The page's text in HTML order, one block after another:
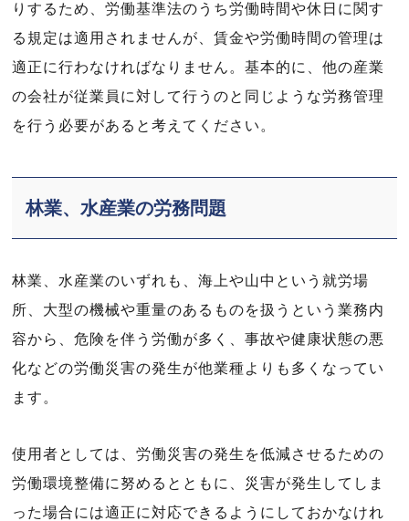
りするため、労働基準法のうち労働時間や休日に関す
る規定は適用されませんが、賃金や労働時間の管理は
適正に行わなければなりません。基本的に、他の産業
の会社が従業員に対して行うのと同じような労務管理
を行う必要があると考えてください。
林業、水産業の労務問題
林業、水産業のいずれも、海上や山中という就労場
所、大型の機械や重量のあるものを扱うという業務内
容から、危険を伴う労働が多く、事故や健康状態の悪
化などの労働災害の発生が他業種よりも多くなってい
ます。
使用者としては、労働災害の発生を低減させるための
労働環境整備に努めるとともに、災害が発生してしま
った場合には適正に対応できるようにしておかなけれ